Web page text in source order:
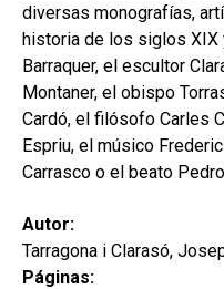
diversas monografías,
historia de los siglos XIX
Barraquer, el escultor
Montaner, el obispo
Cardó, el filósofo Carles
Espriu, el músico
Carrasco o el beato
Autor:
Tarragona i Clarasó,
Páginas: